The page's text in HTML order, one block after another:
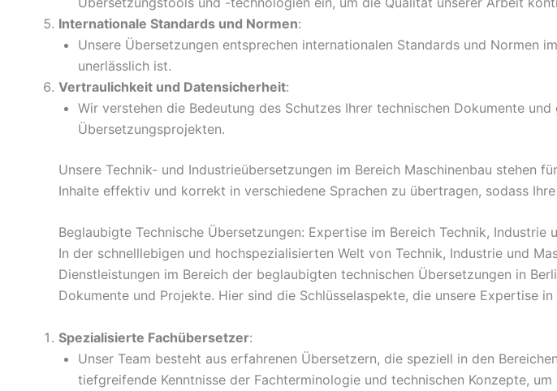
Internationale Standards und Normen:
Unsere Übersetzungen entsprechen internationalen Standards und Normen
unerlässlich ist.
Vertraulichkeit und Datensicherheit:
Wir verstehen die Bedeutung des Schutzes Ihrer technischen Dokumente
Übersetzungsprojekten.
Unsere Technik- und Industrieübersetzungen im Bereich Maschinenbau stehen
Inhalte effektiv und korrekt in verschiedene Sprachen zu übertragen, sodass
Beglaubigte Technische Übersetzungen: Expertise im Bereich Technik, Industrie
In der schnelllebigen und hochspezialisierten Welt von Technik, Industrie und
Dienstleistungen im Bereich der beglaubigten technischen Übersetzungen in
Dokumente und Projekte. Hier sind die Schlüsselaspekte, die unsere Expertise
Spezialisierte Fachübersetzer:
Unser Team besteht aus erfahrenen Übersetzern, die speziell in den
tiefgreifende Kenntnisse der Fachterminologie und technischen Konzepte,